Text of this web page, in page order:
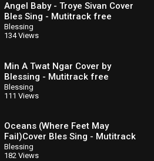
⁣Angel Baby - Troye Sivan Cover
Bles Sing - Mutitrack free
download
Blessing
134 Views
Min A Twat Ngar Cover by
Blessing - Mutitrack free
download
Blessing
111 Views
Oceans (Where Feet May
Fail)Cover Bles Sing - Mutitrack
free download
Blessing
182 Views